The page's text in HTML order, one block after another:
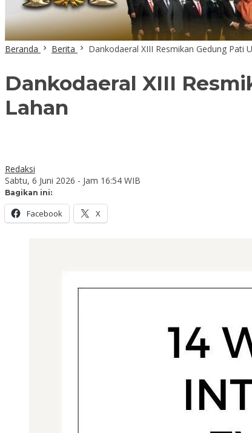
Beranda Berita Dankodaeral XIII Resmikan Gedung Pati
Dankodaeral XIII
Lahan
Redaksi
Sabtu, 6 Juni 2026 - Jam 16:54 WIB
Bagikan ini:
Facebook X